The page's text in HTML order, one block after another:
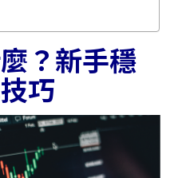
？新手穩
巧